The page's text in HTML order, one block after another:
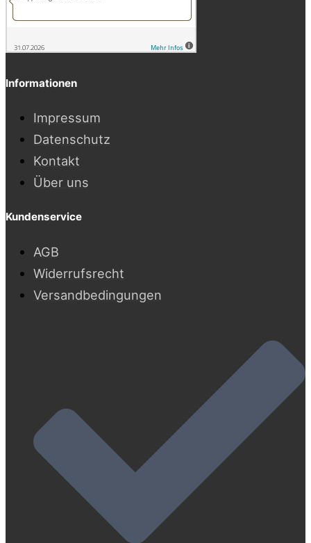
Informationen
Impressum
Datenschutz
Kontakt
Über uns
Kundenservice
AGB
Widerrufsrecht
Versandbedingungen